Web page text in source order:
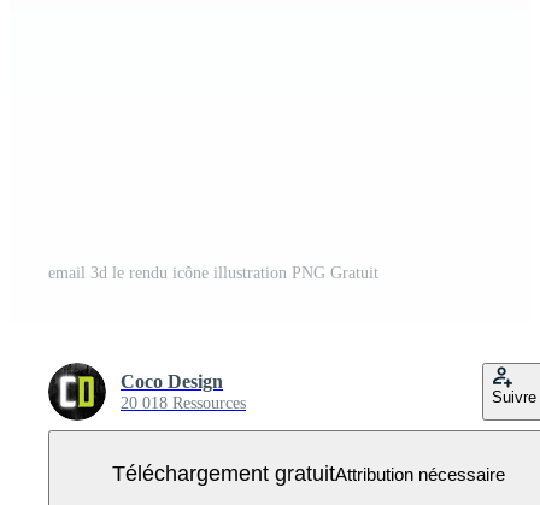
email 3d le rendu icône illustration PNG Gratuit
Coco Design
20 018 Ressources Suivre
Téléchargement gratuitAttribution nécessaire